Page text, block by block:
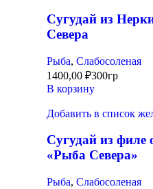
Сугудай из
Севера
Рыба, Слабосоленая
1400,00 ₽300гр
В корзину
Добавить в список
Сугудай из филе
«Рыба Севера»
Рыба, Слабосоленая